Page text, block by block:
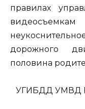
правилах
дорожного
половина
УГИБДД УМВД